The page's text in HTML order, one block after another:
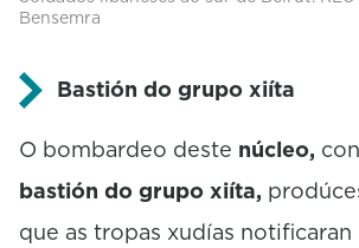
Bensemra
Bastión do grupo xiíta
O bombardeo deste núcleo,
bastión do grupo xiíta,
que as tropas xudías